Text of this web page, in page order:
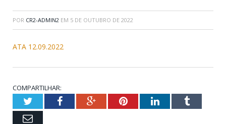
POR CR2-ADMIN2 EM 5 DE OUTUBRO DE 2022
ATA 12.09.2022
COMPARTILHAR:
TwitterFacebookGoogle+PinterestLinkedInTumblr
Email